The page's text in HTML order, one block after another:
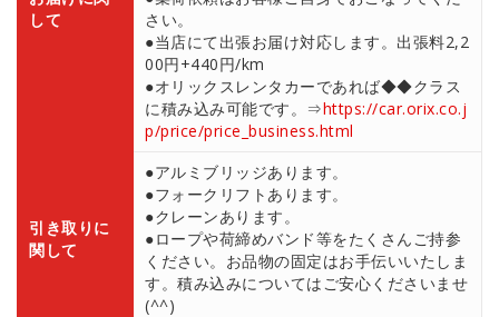
して
さい。
●当店にて出張お届け対応します。出張料2,2
00円+440円/km
●オリックスレンタカーであれば◆◆クラス
に積み込み可能です。⇒https://car.orix.co.j
p/price/price_business.html
引き取りに
関して
●アルミブリッジあります。
●フォークリフトあります。
●クレーンあります。
●ロープや荷締めバンド等をたくさんご持参
ください。お品物の固定はお手伝いいたしま
す。積み込みについてはご安心くださいませ
(^^)